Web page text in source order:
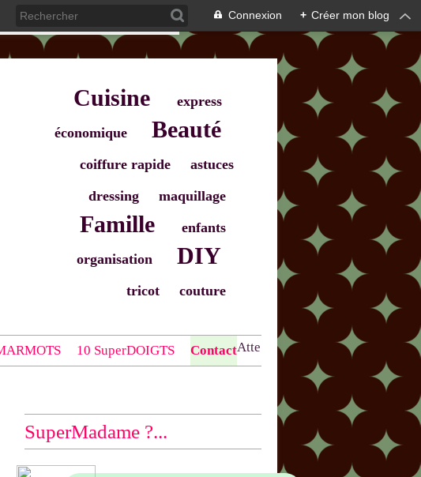
Connexion + Créer mon blog
Cuisine
express
économique
Beauté
coiffure rapide
astuces
dressing
maquillage
Famille
enfants
organisation
DIY
tricot couture
10 SuperDOIGTS ContactAtte
ntio
te les envoyer !
SuperMadame ?...